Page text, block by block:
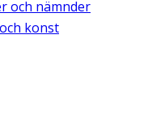
och nämnder
konst